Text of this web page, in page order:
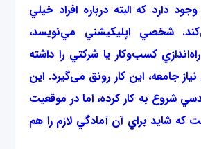
دارد كه البته درباره افراد خيلي
شخصي اپليكيشني مي‌نويسد،
كسب‌وكار يا شركتي را داشته
جامعه، اين كار رونق می‌گیرد. اين
شروع به كار كرده، اما در موقعيت
كه شايد براي آن آمادگي لازم را هم